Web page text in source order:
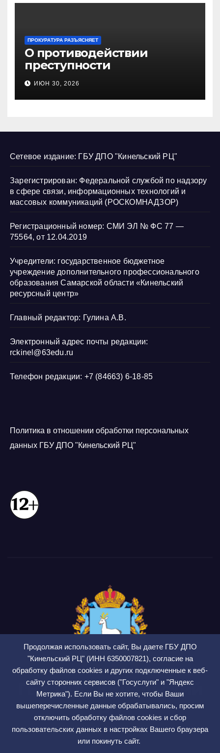
Продолжая использовать сайт, Вы даете ГБУ ДПО
"Кинельский РЦ" (ИНН 6350007821), согласие на
обработку файлов cookies и других подключенные к веб-
сайту сторонних сервисов ("Госуслуги" и "Яндекс
Метрика"). Если Вы не хотите, чтобы Ваши
вышеперечисленные данные обрабатывались, просим
отключить обработку файлов cookies и сбор
пользовательских данных в настройках Вашего браузера
или покинуть сайт.
ПРОКУРАТУРА РАЗЪЯСНЯЕТ
О противодействии
преступности
несовершеннолетних и
нарушению их прав
ИЮН 30, 2026
Сетевое издание: ГБУ ДПО "Кинельский РЦ"
Зарегистрирован: Федеральной службой по надзору
в сфере связи, информационных технологий и
массовых коммуникаций (РОСКОМНАДЗОР)
Регистрационный номер: СМИ ЭЛ № ФС 77 —
75564, от 12.04.2019
Учредители: государственное бюджетное
учреждение дополнительного профессионального
образования Самарской области «Кинельский
ресурсный центр»
Главный редактор: Гулина А.В.
Электронный адрес почты редакции:
rckinel@63edu.ru
Телефон редакции: +7 (84663) 6-18-85
Политика в отношении обработки персональных
данных ГБУ ДПО "Кинельский РЦ"
ГБУ ДПО Кинельский
РЦ
СМИ ЭЛ № ФС 77 — 75564